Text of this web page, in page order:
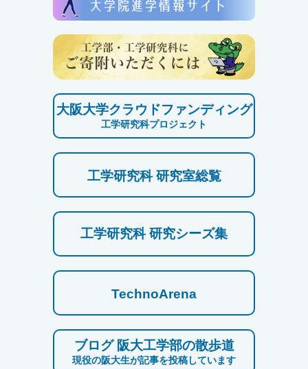
大阪大学クラウドファンディング
工学研究科プロジェクト
工学研究科 研究室総覧
工学研究科 研究シーズ集
TechnoArena
ブログ 阪大工学部の散歩道
現役の阪大生が記事を投稿しています